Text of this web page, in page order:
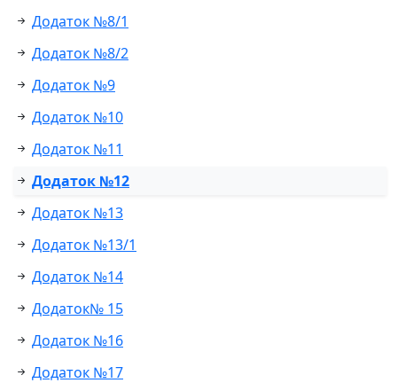
Додаток №8/1
Додаток №8/2
Додаток №9
Додаток №10
Додаток №11
Додаток №12
Додаток №13
Додаток №13/1
Додаток №14
Додаток№ 15
Додаток №16
Додаток №17